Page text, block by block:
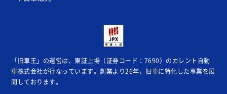
「旧車王」の運営は、東証上場（証券コード：7690）のカレント自動
車株式会社が行なっています。創業より26年、旧車に特化した事業を展
開しております。